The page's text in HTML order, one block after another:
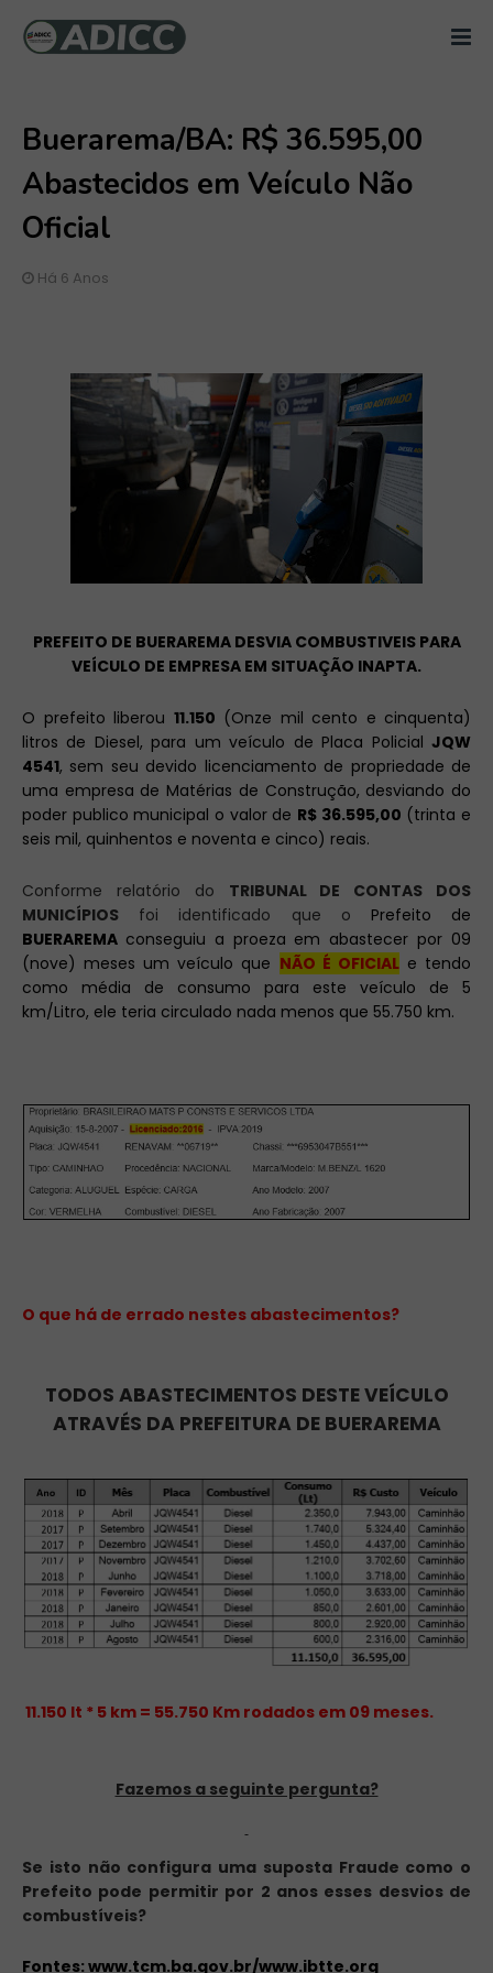
Buerarema/BA: R$ 36.595,00
Abastecidos em Veículo Não
Oficial
Há 6 Anos
PREFEITO DE BUERAREMA DESVIA COMBUSTIVEIS PARA
VEÍCULO DE EMPRESA EM SITUAÇÃO INAPTA.
O prefeito liberou 11.150 (Onze mil cento e cinquenta)
litros de Diesel, para um veículo de Placa Policial JQW
4541, sem seu devido licenciamento de propriedade de
uma empresa de Matérias de Construção, desviando do
poder publico municipal o valor de R$ 36.595,00 (trinta e
seis mil, quinhentos e noventa e cinco) reais.
Conforme relatório do TRIBUNAL DE CONTAS DOS
MUNICÍPIOS foi identificado que o Prefeito de
BUERAREMA conseguiu a proeza em abastecer por 09
(nove) meses um veículo que NÃO É OFICIALe tendo
como média de consumo para este veículo de 5
km/Litro, ele teria circulado nada menos que 55.750 km.
O que há de errado nestes abastecimentos?
TODOS ABASTECIMENTOS DESTE VEÍCULO
ATRAVÉS DA PREFEITURA DE BUERAREMA
11.150 lt * 5 km = 55.750 Km rodados em 09 meses.
Fazemos a seguinte pergunta?
Se isto não configura uma suposta Fraude como o
Prefeito pode permitir por 2 anos esses desvios de
combustíveis?
Fontes: www.tcm.ba.gov.br/www.ibtte.org